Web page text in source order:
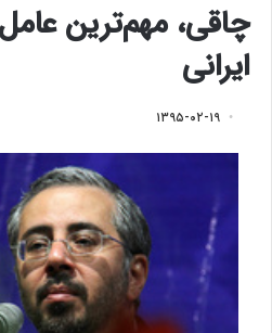
چاقی، مهم‌ترین
ایرانی
۱۳۹۵-۰۲-۱۹